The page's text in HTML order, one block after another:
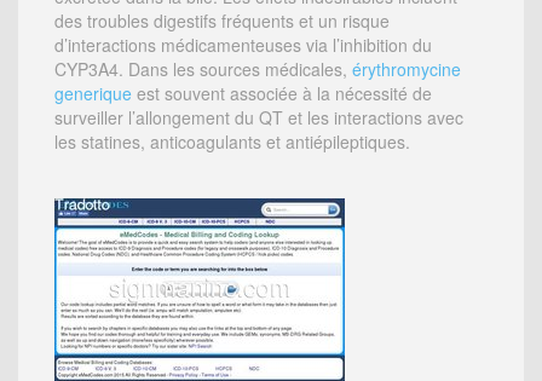
des troubles digestifs fréquents et un risque
d’interactions médicamenteuses via l’inhibition du
CYP3A4. Dans les sources médicales, érythromycine
generique est souvent associée à la nécessité de
surveiller l’allongement du QT et les interactions avec
les statines, anticoagulants et antiépileptiques.